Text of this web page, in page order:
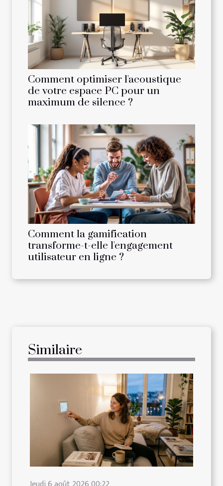
Comment optimiser l'acoustique
de votre espace PC pour un
maximum de silence ?
Comment la gamification
transforme-t-elle l'engagement
utilisateur en ligne ?
Similaire